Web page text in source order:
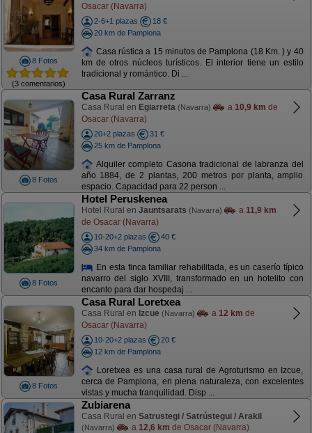
8 Fotos
(3 comentarios)
Osacar (Navarra)
2-6+1 plazas
18 €
20 km de Pamplona
Casa rústica a 15 minutos de Pamplona (18 Km. ) y 40
km de otros núcleos turísticos. El interior tiene un estilo
tradicional y romántico. Di ...
8 Fotos
Casa Rural Zarranz
Casa Rural en Egiarreta (Navarra) a 10,9 km de
Osacar (Navarra)
20+2 plazas
31 €
25 km de Pamplona
Alquiler completo Casona tradicional de labranza del
año 1884, de 2 plantas, 200 metros por planta, amplio
espacio. Capacidad para 22 person ...
8 Fotos
Hotel Peruskenea
Hotel Rural en Jauntsarats (Navarra) a 11,9 km
de Osacar (Navarra)
10-20+2 plazas
40 €
34 km de Pamplona
En esta finca familiar rehabilitada, es un caserío típico
navarro del siglo XVIII, transformado en un hotelito con
encanto para dar hospedaj ...
8 Fotos
Casa Rural Loretxea
Casa Rural en Izcue (Navarra) a 12 km de
Osacar (Navarra)
10-20+2 plazas
20 €
12 km de Pamplona
Loretxea es una casa rural de Agroturismo en Izcue,
cerca de Pamplona, en plena naturaleza, con excelentes
vistas y mucha tranquilidad. Disp ...
Zubiarena
Casa Rural en Satrustegi / Satrústegui / Arakil
(Navarra) a 12,6 km de Osacar (Navarra)